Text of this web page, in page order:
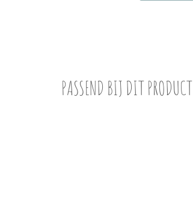
PASSEND BIJ DIT PRODUCT